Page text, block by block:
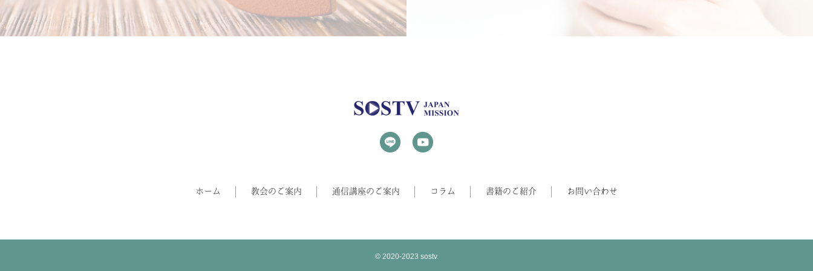
ホーム 教会のご案内 通信講座のご案内 コラム 書籍のご紹介 お問い合わせ
© 2020-2023 sostv.